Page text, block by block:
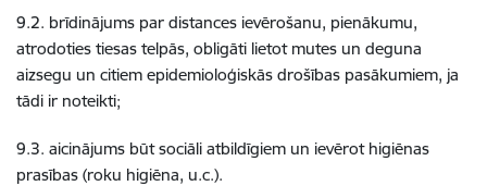
9.2. brīdinājums par distances ievērošanu, pienākumu,
atrodoties tiesas telpās, obligāti lietot mutes un deguna
aizsegu un citiem epidemioloģiskās drošības pasākumiem, ja
tādi ir noteikti;
9.3. aicinājums būt sociāli atbildīgiem un ievērot higiēnas
prasības (roku higiēna, u.c.).